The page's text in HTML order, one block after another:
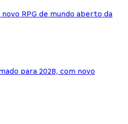
novo RPG de mundo aberto da
para 2028, com novo